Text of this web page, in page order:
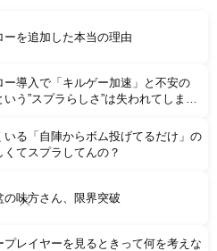
ーを追加した本当の理由
ー導入で「キルゲー加速」と不安の
う”スプラらしさ”は失われてしまう
いる「自陣からボム投げてるだけ」の
てスプラしてんの？
の味方さん、限界突破
プレイヤーを見るときって何を考えな